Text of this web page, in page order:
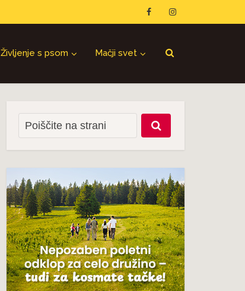
Življenje s psom Mačji svet